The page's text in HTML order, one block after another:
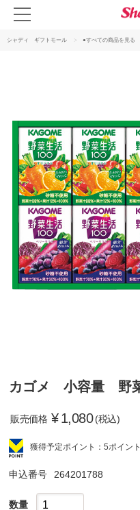
シャディ ギフトモール ●すべての商品を見る
カゴメ 小容量 野菜
販売価格 ¥1,080 (税込)
獲得予定ポイント：5ポイント
申込番号 264201788
数量